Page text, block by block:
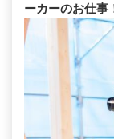
ーカーのお仕事